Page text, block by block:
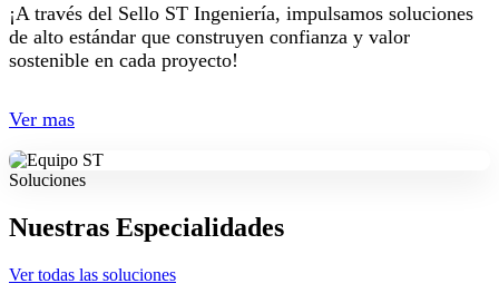
¡A través del Sello ST Ingeniería, impulsamos soluciones
de alto estándar que construyen confianza y valor
sostenible en cada proyecto!
Ver mas
Soluciones
Nuestras Especialidades
Ver todas las soluciones